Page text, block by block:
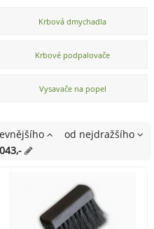
Krbová dmychadla
Krbové podpalovače
Vysavače na popel
od nejdražšího